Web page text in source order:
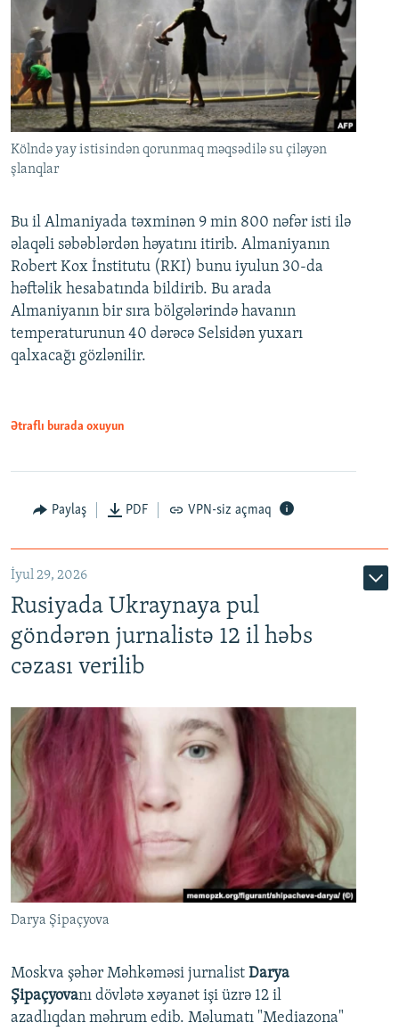
Kölndə yay istisindən qorunmaq məqsədilə su çiləyən
şlanqlar
Bu il Almaniyada təxminən 9 min 800 nəfər isti ilə
əlaqəli səbəblərdən həyatını itirib. Almaniyanın
Robert Kox İnstitutu (RKI) bunu iyulun 30-da
həftəlik hesabatında bildirib. Bu arada
Almaniyanın bir sıra bölgələrində havanın
temperaturunun 40 dərəcə Selsidən yuxarı
qalxacağı gözlənilir.
Ətraflı burada oxuyun
Paylaş PDF VPN-siz açmaq
İyul 29, 2026
Rusiyada Ukraynaya pul
göndərən jurnalistə 12 il həbs
cəzası verilib
Darya Şipaçyova
Moskva şəhər Məhkəməsi jurnalist Darya
Şipaçyovanı dövlətə xəyanət işi üzrə 12 il
azadlıqdan məhrum edib. Məlumatı "Mediazona"